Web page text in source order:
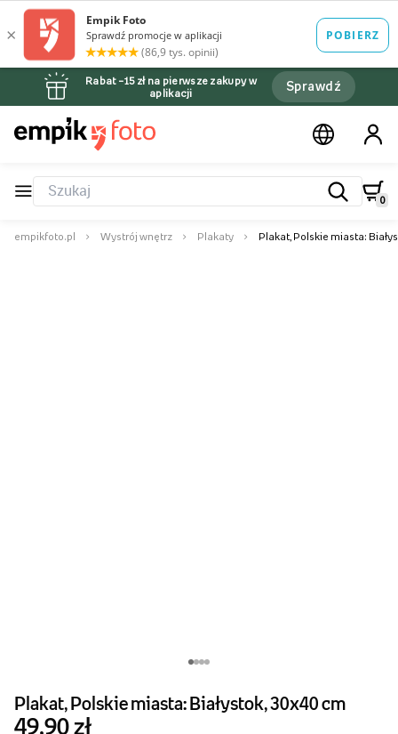
Rabat –15 zł na pierwsze zakupy w
aplikacji
Sprawdź
0
empikfoto.pl Wystrój wnętrz Plakaty Plakat, Polskie miasta: